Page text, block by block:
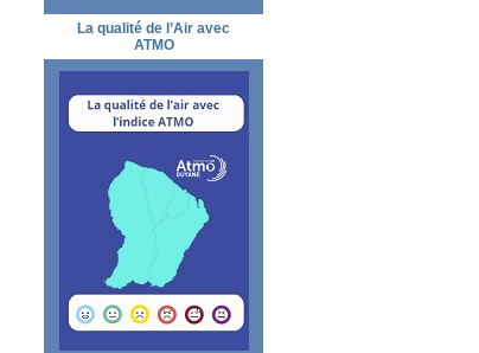
La qualité de l’Air avec
ATMO